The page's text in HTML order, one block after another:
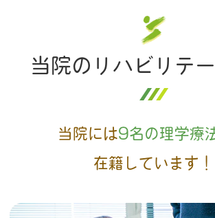
当院のリハビリテ
当院には9名の理学療
在籍しています！